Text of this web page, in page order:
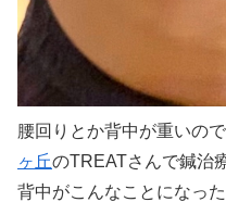
腰回りとか背中が重いの
ヶ丘のTREATさんで鍼治
背中がこんなことになった